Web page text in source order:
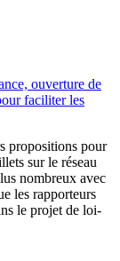
ouverture de
faciliter les
propositions pour
sur le réseau
nombreux avec
les rapporteurs
le projet de loi-